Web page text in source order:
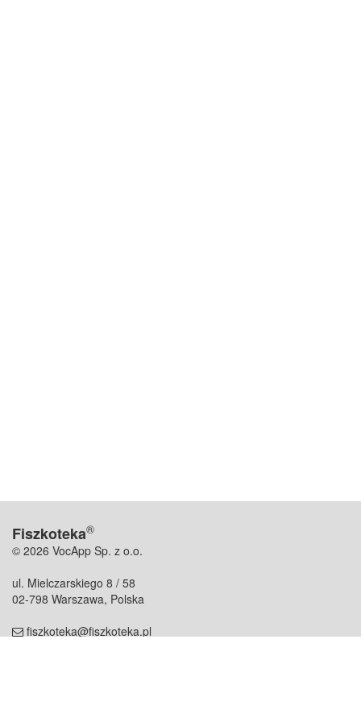
Fiszkoteka®
© 2026 VocApp Sp. z o.o.
ul. Mielczarskiego 8 / 58
02-798 Warszawa, Polska
fiszkoteka@fiszkoteka.pl